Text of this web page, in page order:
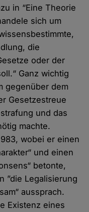
in “Eine Theorie
sich um
die
oder der
Ganz wichtig
gegenüber dem
Gesetzestreue
und das
machte.
wobei er einen
und einen
betonte,
”die Legalisierung
aussprach.
Existenz eines